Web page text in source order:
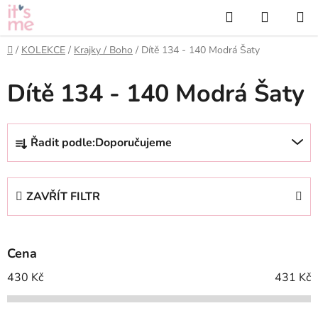
Přejít
na
obsah
Hledat
KOŠÍK
Domů
/ KOLEKCE / Krajky / Boho / Dítě 134 - 140 Modrá Šaty
Dítě 134 - 140 Modrá Šaty
Ř
z
p
r
o
d
Řadit podle:Doporučujeme
ZAVŘÍT FILTR
Cena
430 Kč 431 Kč